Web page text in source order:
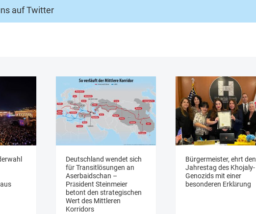
auf Twitter
Deutschland wendet sich
für Transitlösungen an
Aserbaidschan –
Präsident Steinmeier
betont den strategischen
Wert des Mittleren
Korridors
Bürgermeister, ehrt den
Jahrestag des Khojaly-
Genozids mit einer
besonderen Erklärung